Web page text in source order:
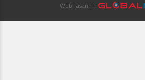
Web Tasarım :